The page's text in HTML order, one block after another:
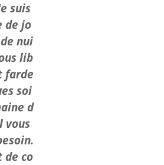
suis
de jo
nui
lib
farde
soi
d
vous
de co